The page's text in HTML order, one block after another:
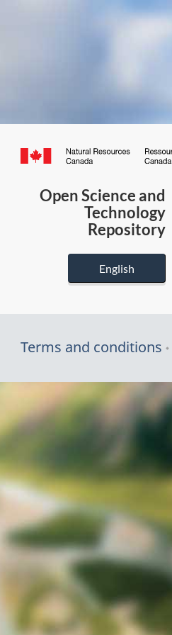
Canada.ca
Open Science and
Technology
Repository
English
Terms and conditions